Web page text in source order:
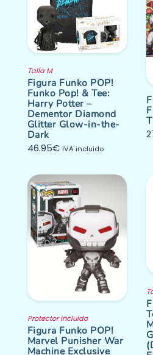
Talla M
Figura Funko POP!
Funko Pop! & Tee:
Harry Potter –
Dementor Diamond
Glitter Glow-in-the-
Dark
46.95€ IVA incluido
Protector incluido
Figura Funko POP!
Marvel Punisher War
Machine Exclusive